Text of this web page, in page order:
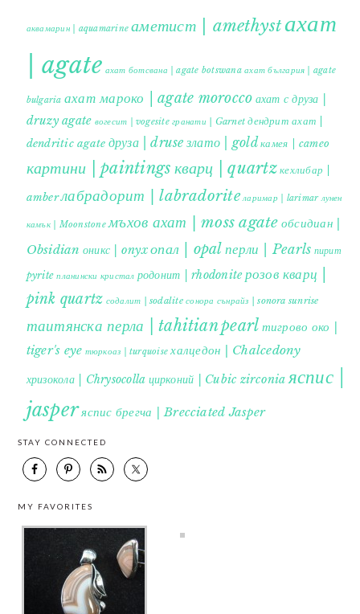
аквамарин | aquamarine аметист | amethystахат
| agate ахат ботсвана | agate botswana ахат българия | agate
bulgaria ахат мароко | agate morocco ахат с друза |
druzy agate вогесит | vogesite гранати | Garnet дендрит ахат |
dendritic agate друза | druse злато | gold камея | cameo
картини | paintings кварц | quartzкехлибар |
amberлабрадорит | labradorite ларимар | larimar лунен
камък | Moonstone мъхов ахат | moss agate обсидиан |
Obsidian оникс | onyxопал | opal перли | Pearls пирит |
pyrite планински кристал родонит | rhodonite розов кварц |
pink quartz содалит | sodalite сонора сънрайз | sonora sunrise
таитянска перла | tahitian pearl тигрово око |
tiger's eye тюркоаз | turquoise халцедон | Chalcedony
хризокола | Chrysocolla цирконий | Cubic zirconia яспис |
jasperяспис брегча | Brecciated Jasper
STAY CONNECTED
MY FAVORITES